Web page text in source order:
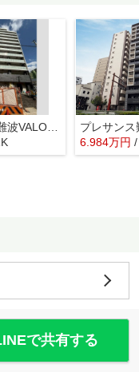
エスリード難波VALORE
6.984万円
で共有する